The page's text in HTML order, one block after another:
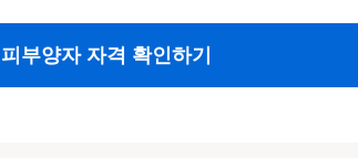
부양자 자격 확인하기